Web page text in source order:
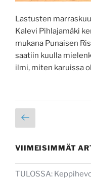
Lastusten
Kalevi Pihlajamäki
mukana Punaisen
saatiin kuulla
ilmi, miten karuissa
Artikkelien
sivutus
Edellinen
sivu
VIIMEISIMMÄT
TULOSSA: